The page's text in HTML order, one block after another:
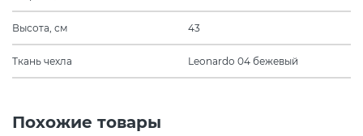
Высота, см 43
Ткань чехла Leonardo 04 бежевый
Похожие товары